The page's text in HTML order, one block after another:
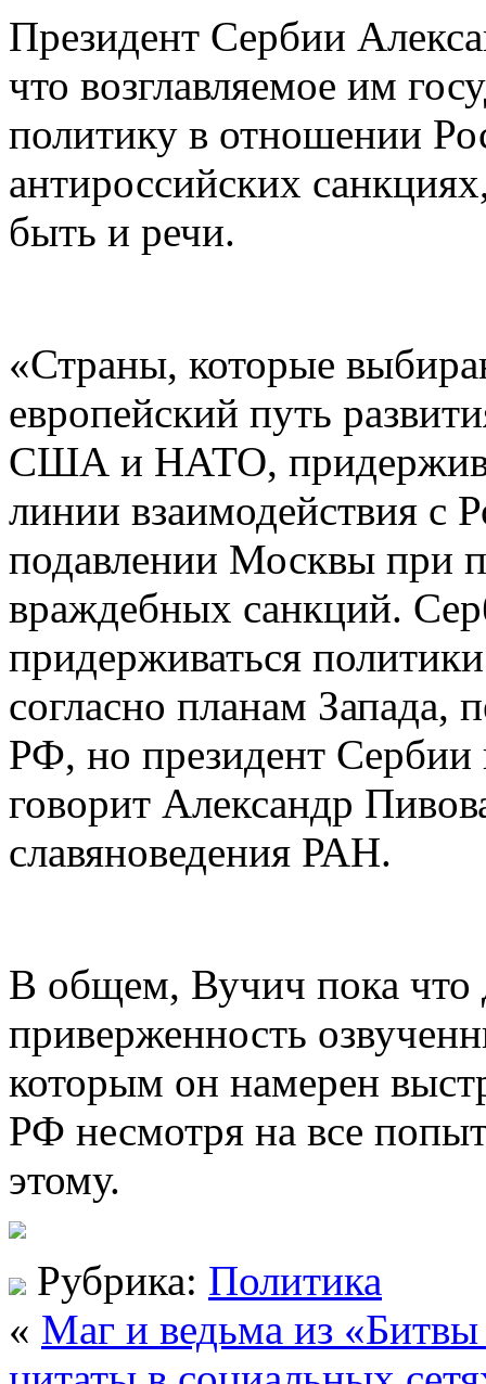
Президент Сербии
что возглавляемое им
политику в отношении
антироссийских
быть и речи.
«Страны, которые
европейский путь
США и НАТО,
линии взаимодействия с
подавлении Москвы при
враждебных санкций.
придерживаться
согласно планам Запада,
РФ, но президент
говорит Александр
славяноведения РАН.
В общем, Вучич пока что
приверженность
которым он намерен
РФ несмотря на все
этому.
Рубрика: Политика
« Маг и ведьма из «Битвы